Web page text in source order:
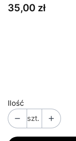
Cena
35,00 zł
Ilość
szt.